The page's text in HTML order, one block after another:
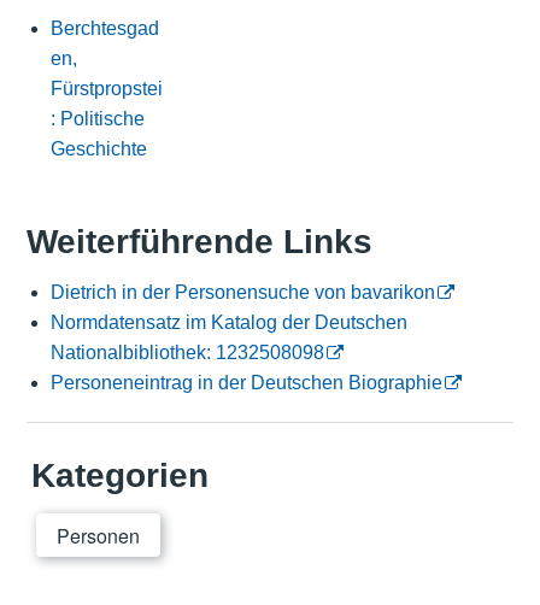
Berchtesgad
en,
Fürstpropstei
: Politische
Geschichte
Weiterführende Links
Dietrich in der Personensuche von bavarikon
Normdatensatz im Katalog der Deutschen
Nationalbibliothek: 1232508098
Personeneintrag in der Deutschen Biographie
Kategorien
Personen